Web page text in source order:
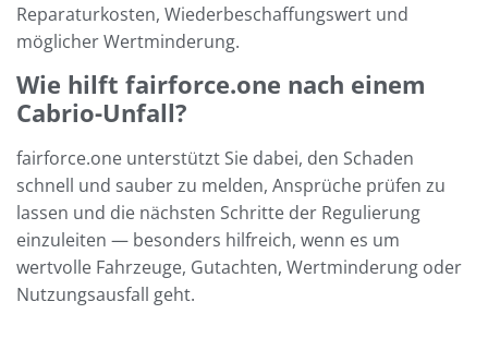
Reparaturkosten, Wiederbeschaffungswert und
möglicher Wertminderung.
Wie hilft fairforce.one nach einem
Cabrio-Unfall?
fairforce.one unterstützt Sie dabei, den Schaden
schnell und sauber zu melden, Ansprüche prüfen zu
lassen und die nächsten Schritte der Regulierung
einzuleiten — besonders hilfreich, wenn es um
wertvolle Fahrzeuge, Gutachten, Wertminderung oder
Nutzungsausfall geht.